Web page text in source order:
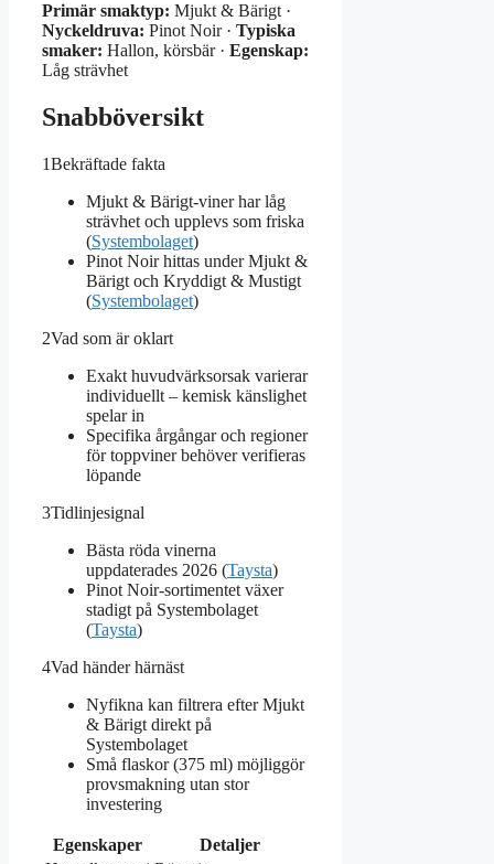
Primär smaktyp: Mjukt & Bärigt ·
Nyckeldruva: Pinot Noir · Typiska
smaker: Hallon, körsbär · Egenskap:
Låg strävhet
Snabböversikt
1Bekräftade fakta
Mjukt & Bärigt-viner har låg
strävhet och upplevs som friska
(Systembolaget)
Pinot Noir hittas under Mjukt &
Bärigt och Kryddigt & Mustigt
(Systembolaget)
2Vad som är oklart
Exakt huvudvärksorsak varierar
individuellt – kemisk känslighet
spelar in
Specifika årgångar och regioner
för toppviner behöver verifieras
löpande
3Tidlinjesignal
Bästa röda vinerna
uppdaterades 2026 (Taysta)
Pinot Noir-sortimentet växer
stadigt på Systembolaget
(Taysta)
4Vad händer härnäst
Nyfikna kan filtrera efter Mjukt
& Bärigt direkt på
Systembolaget
Små flaskor (375 ml) möjliggör
provsmakning utan stor
investering
Egenskaper
Detaljer